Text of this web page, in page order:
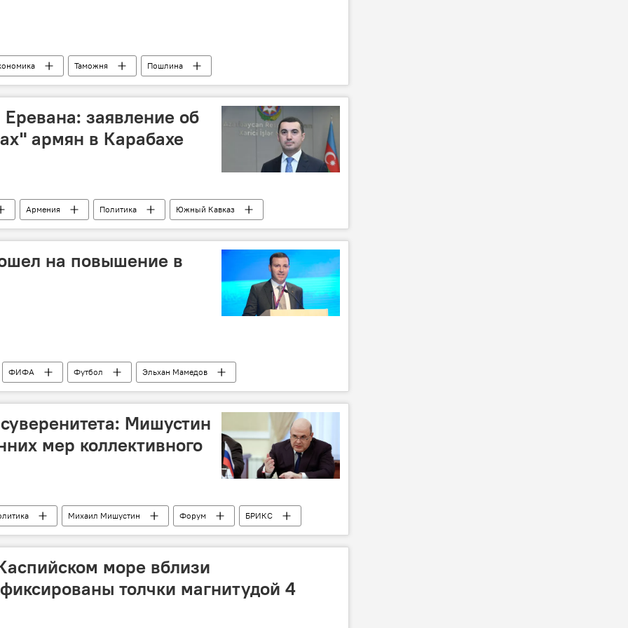
Таможня
Пошлина
лица Евразийская экономическая комиссия
заявление об
армян в Карабахе
Армения Политика
Южный Кавказ
Айхан Гаджизаде
на повышение в
ФИФА Футбол
Эльхан Мамедов
Мишустин
мер коллективного
Михаил Мишустин Форум
БРИКС
море вблизи
толчки магнитудой 4